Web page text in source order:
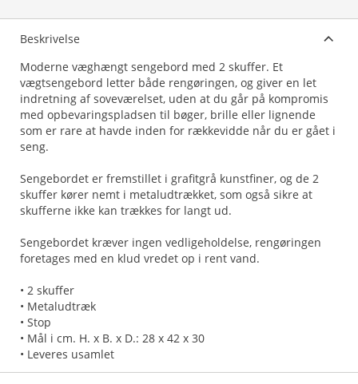
Beskrivelse
Moderne væghængt sengebord med 2 skuffer. Et
vægtsengebord letter både rengøringen, og giver en let
indretning af soveværelset, uden at du går på kompromis
med opbevaringspladsen til bøger, brille eller lignende
som er rare at havde inden for rækkevidde når du er gået i
seng.
Sengebordet er fremstillet i grafitgrå kunstfiner, og de 2
skuffer kører nemt i metaludtrækket, som også sikre at
skufferne ikke kan trækkes for langt ud.
Sengebordet kræver ingen vedligeholdelse, rengøringen
foretages med en klud vredet op i rent vand.
• 2 skuffer
• Metaludtræk
• Stop
• Mål i cm. H. x B. x D.: 28 x 42 x 30
• Leveres usamlet